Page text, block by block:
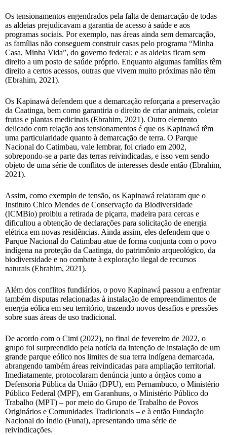
Os tensionamentos engendrados pela falta de demarcação de todas
as aldeias prejudicavam a garantia de acesso à saúde e aos
programas sociais. Por exemplo, nas áreas ainda sem demarcação,
as famílias não conseguem construir casas pelo programa “Minha
Casa, Minha Vida”, do governo federal; e as aldeias ficam sem
direito a um posto de saúde próprio. Enquanto algumas famílias têm
direito a certos acessos, outras que vivem muito próximas não têm
(Ebrahim, 2021).
Os Kapinawá defendem que a demarcação reforçaria a preservação
da Caatinga, bem como garantiria o direito de criar animais, coletar
frutas e plantas medicinais (Ebrahim, 2021). Outro elemento
delicado com relação aos tensionamentos é que os Kapinawá têm
uma particularidade quanto à demarcação de terra. O Parque
Nacional do Catimbau, vale lembrar, foi criado em 2002,
sobrepondo-se a parte das terras reivindicadas, e isso vem sendo
objeto de uma série de conflitos de interesses desde então (Ebrahim,
2021).
Assim, como exemplo de tensão, os Kapinawá relataram que o
Instituto Chico Mendes de Conservação da Biodiversidade
(ICMBio) proibiu a retirada de piçarra, madeira para cercas e
dificultou a obtenção de declarações para solicitação de energia
elétrica em novas residências. Ainda assim, eles defendem que o
Parque Nacional do Catimbau atue de forma conjunta com o povo
indígena na proteção da Caatinga, do patrimônio arqueológico, da
biodiversidade e no combate à exploração ilegal de recursos
naturais (Ebrahim, 2021).
Além dos conflitos fundiários, o povo Kapinawá passou a enfrentar
também disputas relacionadas à instalação de empreendimentos de
energia eólica em seu território, trazendo novos desafios e pressões
sobre suas áreas de uso tradicional.
De acordo com o Cimi (2022), no final de fevereiro de 2022, o
grupo foi surpreendido pela notícia da intenção de instalação de um
grande parque eólico nos limites de sua terra indígena demarcada,
abrangendo também áreas reivindicadas para ampliação territorial.
Imediatamente, protocolaram denúncia junto a órgãos como a
Defensoria Pública da União (DPU), em Pernambuco, o Ministério
Público Federal (MPF), em Garanhuns, o Ministério Público do
Trabalho (MPT) – por meio do Grupo de Trabalho de Povos
Originários e Comunidades Tradicionais – e à então Fundação
Nacional do Índio (Funai), apresentando uma série de
reivindicações.